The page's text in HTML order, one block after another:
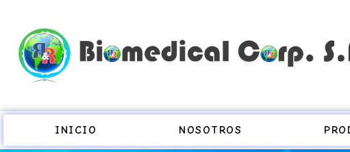
INICIO NOSOTROS